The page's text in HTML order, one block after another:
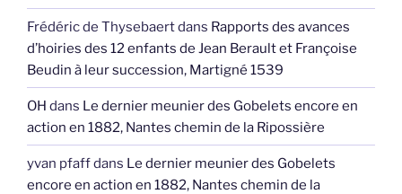
Frédéric de Thysebaertdans Rapports des avances
d’hoiries des 12 enfants de Jean Berault et Françoise
Beudin à leur succession, Martigné 1539
OH dans Le dernier meunier des Gobelets encore en
action en 1882, Nantes chemin de la Ripossière
yvan pfaffdans Le dernier meunier des Gobelets
encore en action en 1882, Nantes chemin de la